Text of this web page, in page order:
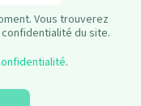
Vous trouverez
du site.
.